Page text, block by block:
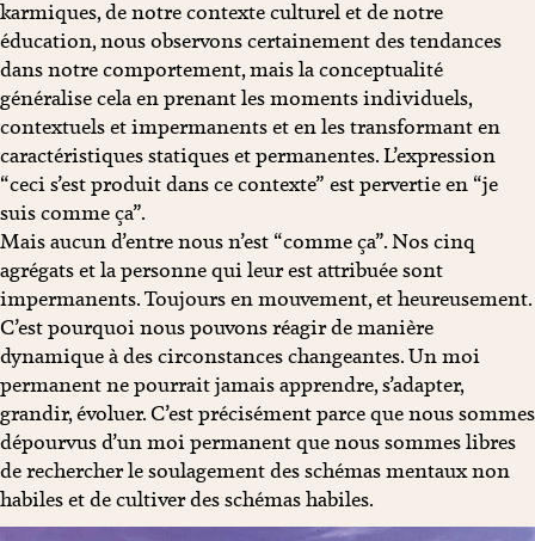
karmiques, de notre contexte culturel et de notre
éducation, nous observons certainement des tendances
dans notre comportement, mais la conceptualité
généralise cela en prenant les moments individuels,
contextuels et impermanents et en les transformant en
caractéristiques statiques et permanentes. L’expression
“ceci s’est produit dans ce contexte” est pervertie en “je
suis comme ça”.
Mais aucun d’entre nous n’est “comme ça”. Nos cinq
agrégats et la personne qui leur est attribuée sont
impermanents. Toujours en mouvement, et heureusement.
C’est pourquoi nous pouvons réagir de manière
dynamique à des circonstances changeantes. Un moi
permanent ne pourrait jamais apprendre, s’adapter,
grandir, évoluer. C’est précisément parce que nous sommes
dépourvus d’un moi permanent que nous sommes libres
de rechercher le soulagement des schémas mentaux non
habiles et de cultiver des schémas habiles.